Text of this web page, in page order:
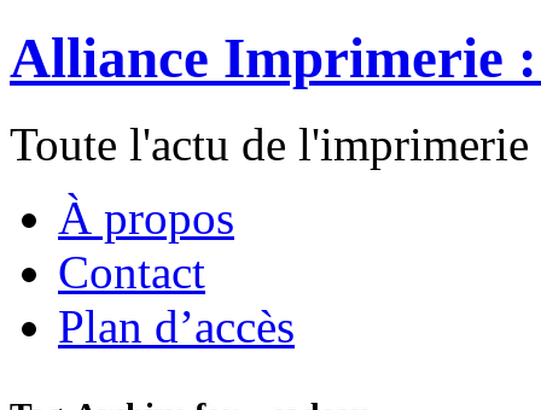
Alliance Imprimerie
Toute l'actu de
À propos
Contact
Plan d’accès